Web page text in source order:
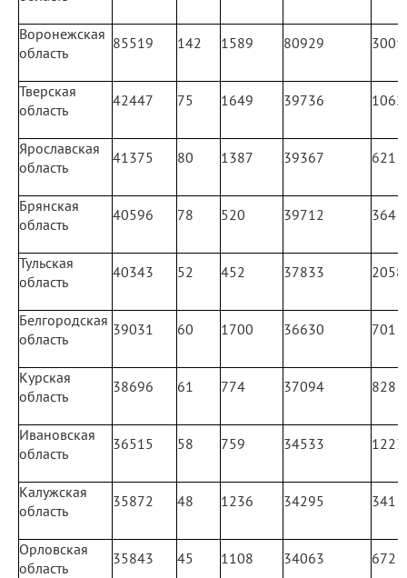
Воронежская
область
85519 142 1589 80929 3001
Тверская
область
42447 75 1649 39736 1062
Ярославская
область
41375 80 1387 39367 621
Брянская
область
40596 78 520 39712 364
Тульская
область
40343 52 452 37833 2058
Белгородская
область
39031 60 1700 36630 701
Курская
область
38696 61 774 37094 828
Ивановская
область
36515 58 759 34533 1223
Калужская
область
35872 48 1236 34295 341
Орловская
область
35843 45 1108 34063 672